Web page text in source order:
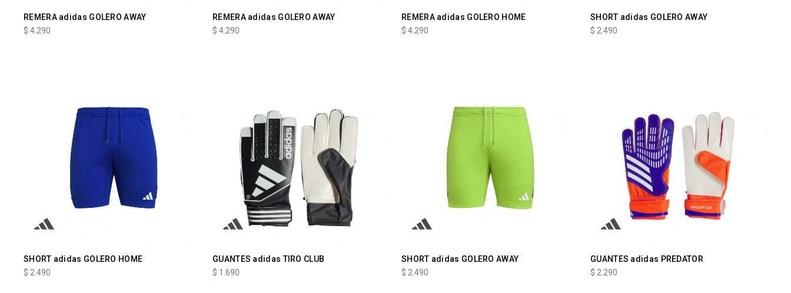
REMERA adidas GOLERO AWAY
$ 4.290
REMERA adidas GOLERO AWAY
$ 4.290
REMERA adidas GOLERO HOME
$ 4.290
SHORT adidas GOLERO AWAY
$ 2.490
SHORT adidas GOLERO HOME
$ 2.490
GUANTES adidas TIRO CLUB
$ 1.690
SHORT adidas GOLERO AWAY
$ 2.490
GUANTES adidas PREDATOR
$ 2.290